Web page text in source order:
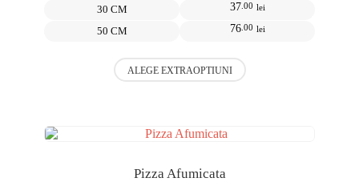
30 CM 37.00 lei
50 CM 76.00 lei
Acest
produs
variații.
ALEGE EXTRAOPTIUNI
Pizza Afumicata